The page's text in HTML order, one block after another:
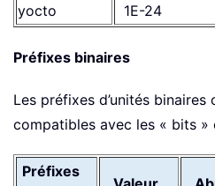
yocto
1E-24
Préfixes binaires
Les préfixes d’unités binaires
compatibles avec les « bits »
Préfixes